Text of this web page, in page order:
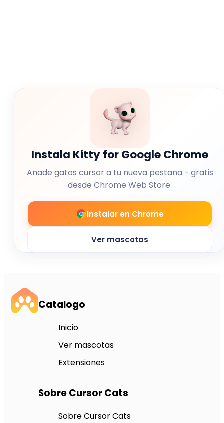
Instala Kitty for Google Chrome
Anade gatos cursor a tu nueva pestana - gratis
desde Chrome Web Store.
Instalar en Chrome
Ver mascotas
Catalogo
Inicio
Ver mascotas
Extensiones
Sobre Cursor Cats
Sobre Cursor Cats